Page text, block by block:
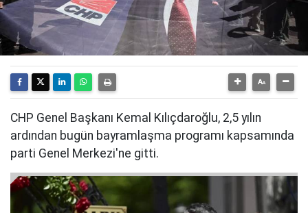
CHP Genel Başkanı Kemal Kılıçdaroğlu, 2,5 yılın
ardından bugün bayramlaşma programı kapsamında
parti Genel Merkezi'ne gitti.